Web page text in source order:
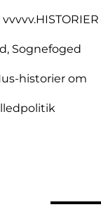
vvvvv.HISTORIER
Sognefoged
historier om